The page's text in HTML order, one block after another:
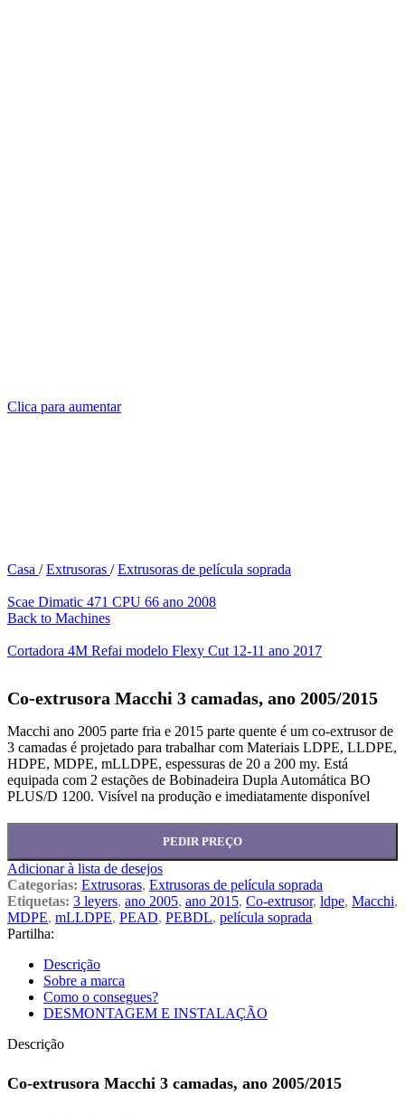
Clica para aumentar
Casa / Extrusoras / Extrusoras de película soprada
Scae Dimatic 471 CPU 66 ano 2008
Back to Machines
Cortadora 4M Refai modelo Flexy Cut 12-11 ano 2017
Co-extrusora Macchi 3 camadas, ano 2005/2015
Macchi ano 2005 parte fria e 2015 parte quente é um co-extrusor de
3 camadas é projetado para trabalhar com Materiais LDPE, LLDPE,
HDPE, MDPE, mLLDPE, espessuras de 20 a 200 my. Está
equipada com 2 estações de Bobinadeira Dupla Automática BO
PLUS/D 1200. Visível na produção e imediatamente disponível
PEDIR PREÇO
Adicionar à lista de desejos
Categorias: Extrusoras, Extrusoras de película soprada
Etiquetas: 3 leyers, ano 2005, ano 2015, Co-extrusor, ldpe, Macchi,
MDPE, mLLDPE, PEAD, PEBDL, película soprada
Partilha:
Descrição
Sobre a marca
Como o consegues?
DESMONTAGEM E INSTALAÇÃO
Descrição
Co-extrusora Macchi 3 camadas, ano 2005/2015